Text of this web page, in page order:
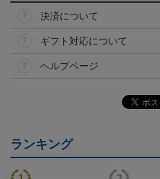
決済について
ギフト対応について
ヘルプページ
ランキング